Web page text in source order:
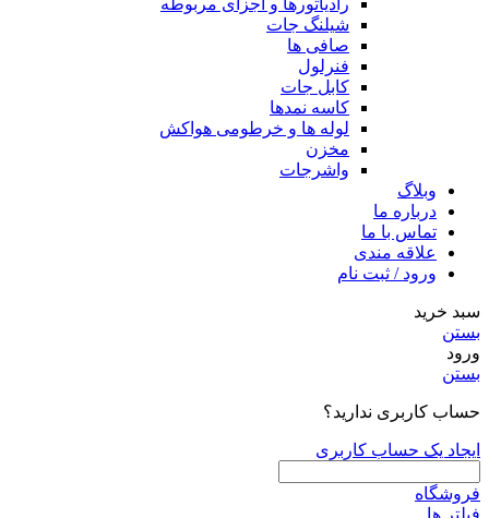
رادیاتورها و اجزای مربوطه
شیلنگ جات
صافی ها
فنرلول
کابل جات
کاسه نمدها
لوله ها و خرطومی هواکش
مخزن
واشرجات
وبلاگ
درباره ما
تماس با ما
علاقه مندی
ورود / ثبت نام
سبد خرید
بستن
ورود
بستن
حساب کاربری ندارید؟
ایجاد یک حساب کاربری
فروشگاه